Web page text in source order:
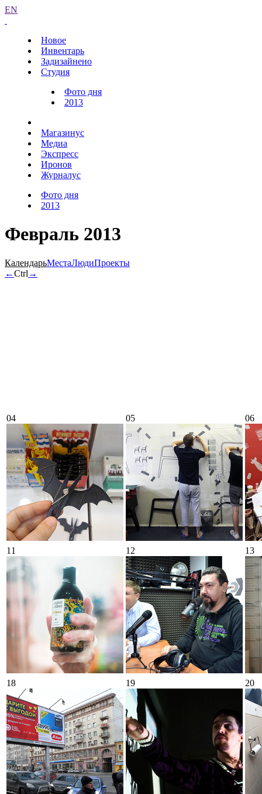
EN
Новое
Инвентарь
Задизайнено
Студия
Фото дня
2013
Магазинус
Медиа
Экспресс
Иронов
Журналус
Фото дня
2013
Февраль 2013
КалендарьМестаЛюдиПроекты
←Ctrl →
04 05 06
11 12 13
18 19 20